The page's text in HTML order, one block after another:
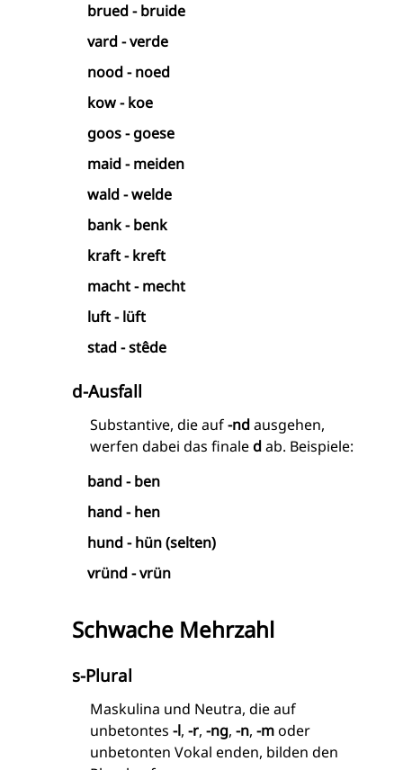
brued - bruide
vard - verde
nood - noed
kow - koe
goos - goese
maid - meiden
wald - welde
bank - benk
kraft - kreft
macht - mecht
luft - lüft
stad - stêde
d-Ausfall
Substantive, die auf-ndausgehen,
werfen dabei das finaledab. Beispiele:
band - ben
hand - hen
hund - hün (selten)
vründ - vrün
Schwache Mehrzahl
s-Plural
Maskulina und Neutra, die auf
unbetontes -l, -r, -ng, -n, -moder
unbetonten Vokal enden, bilden den